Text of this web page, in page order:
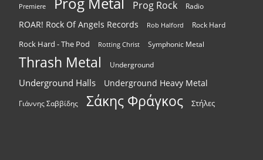
Premiere Prog Rock Radio
ROAR! Rock Of Angels Records Rob Halford Rock Hard
Rock Hard - The Pod Rotting Christ Symphonic Metal
Thrash Metal Underground
Underground Halls Underground Heavy Metal
Γιάννης Σαββίδης Σάκης Φράγκος Στήλες